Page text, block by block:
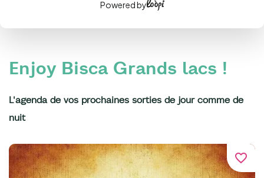
Powered by
Enjoy Bisca Grands lacs !
L'agenda de vos prochaines sorties de jour comme de
nuit
favorite_border